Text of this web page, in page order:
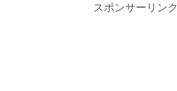
スポンサーリンク